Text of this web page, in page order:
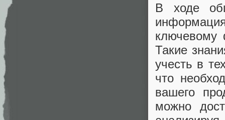
В ходе
ключевому
Такие
учесть в
что
вашего
можно